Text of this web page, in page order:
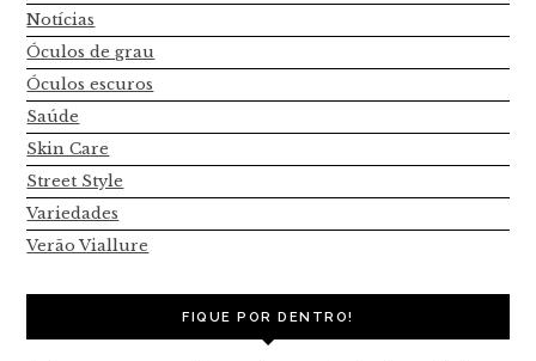
Notícias
Óculos de grau
Óculos escuros
Saúde
Skin Care
Street Style
Variedades
Verão Viallure
FIQUE POR DENTRO!